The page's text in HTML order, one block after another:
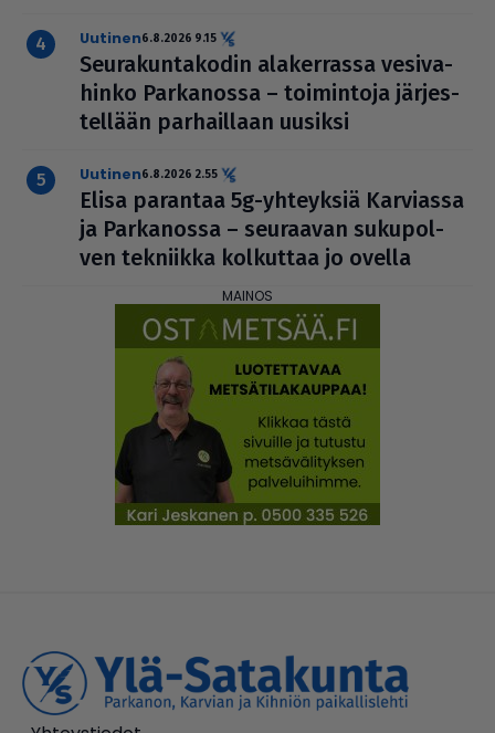
uutinen6.8.2026 9.15
Seu­ra­kun­ta­ko­din ala­ker­rassa vesi­va­
hinko Par­ka­nossa – toi­min­toja jär­jes­
tel­lään par­hail­laan uusiksi
uutinen6.8.2026 2.55
Elisa parantaa 5g-yhteyksiä Karviassa
ja Par­ka­nossa – seuraavan suku­pol­
ven tekniikka kolkuttaa jo ovella